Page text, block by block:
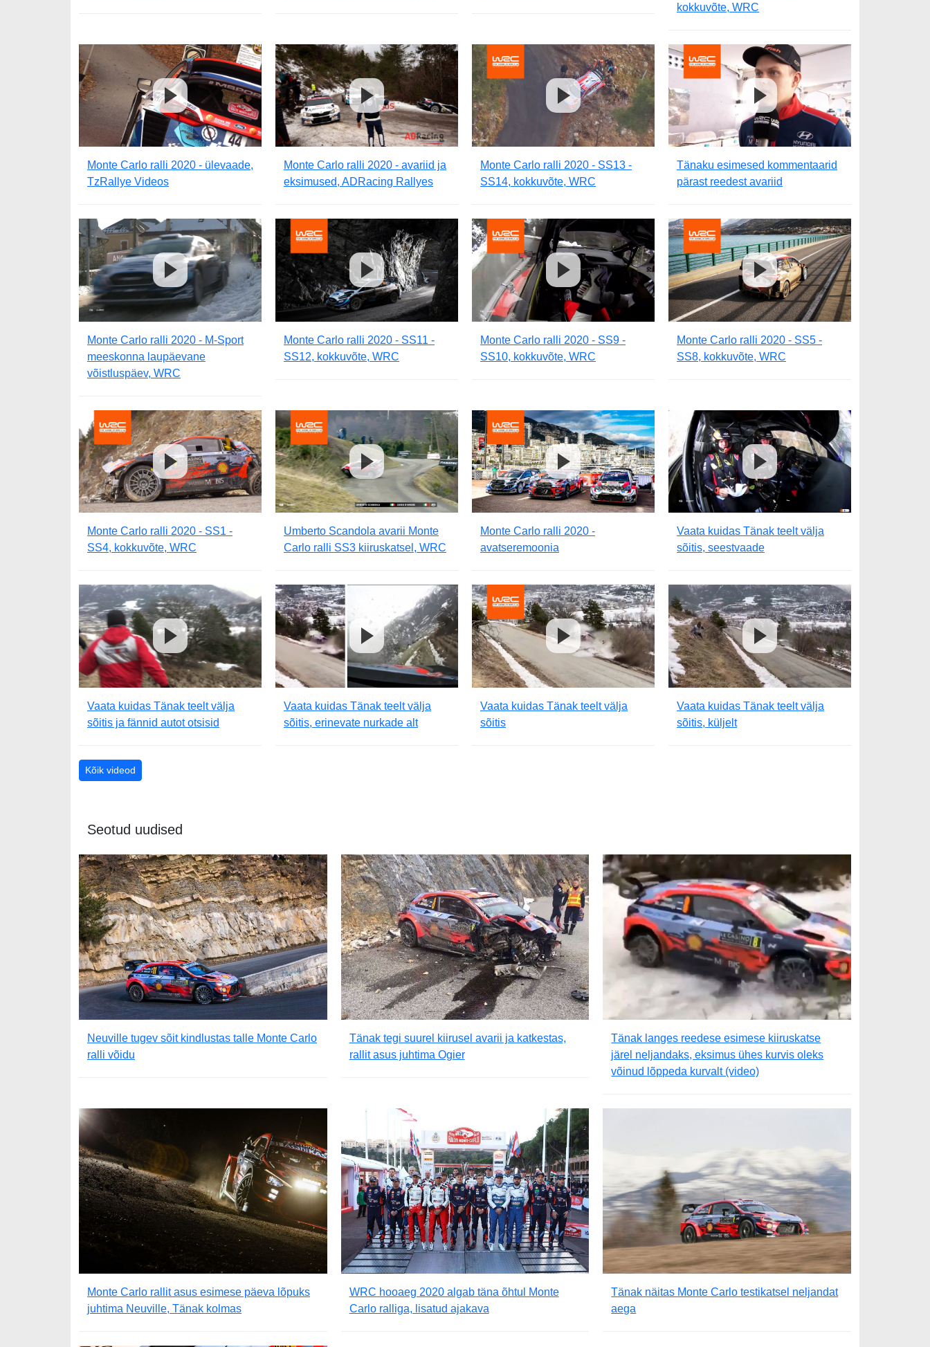
kokkuvõte, WRC
Monte Carlo ralli 2020 - ülevaade,
TzRallye Videos
Monte Carlo ralli 2020 - avariid ja
eksimused, ADRacing Rallyes
Monte Carlo ralli 2020 - SS13 -
SS14, kokkuvõte, WRC
Tänaku esimesed kommentaarid
pärast reedest avariid
Monte Carlo ralli 2020 - M-Sport
meeskonna laupäevane
võistluspäev, WRC
Monte Carlo ralli 2020 - SS11 -
SS12, kokkuvõte, WRC
Monte Carlo ralli 2020 - SS9 -
SS10, kokkuvõte, WRC
Monte Carlo ralli 2020 - SS5 -
SS8, kokkuvõte, WRC
Monte Carlo ralli 2020 - SS1 -
SS4, kokkuvõte, WRC
Umberto Scandola avarii Monte
Carlo ralli SS3 kiiruskatsel, WRC
Monte Carlo ralli 2020 -
avatseremoonia
Vaata kuidas Tänak teelt välja
sõitis, seestvaade
Vaata kuidas Tänak teelt välja
sõitis ja fännid autot otsisid
Vaata kuidas Tänak teelt välja
sõitis, erinevate nurkade alt
Vaata kuidas Tänak teelt välja
sõitis
Vaata kuidas Tänak teelt välja
sõitis, küljelt
Kõik videod
Seotud uudised
Neuville tugev sõit kindlustas talle Monte Carlo
ralli võidu
Tänak tegi suurel kiirusel avarii ja katkestas,
rallit asus juhtima Ogier
Tänak langes reedese esimese kiiruskatse
järel neljandaks, eksimus ühes kurvis oleks
võinud lõppeda kurvalt (video)
Monte Carlo rallit asus esimese päeva lõpuks
juhtima Neuville, Tänak kolmas
WRC hooaeg 2020 algab täna õhtul Monte
Carlo ralliga, lisatud ajakava
Tänak näitas Monte Carlo testikatsel neljandat
aega